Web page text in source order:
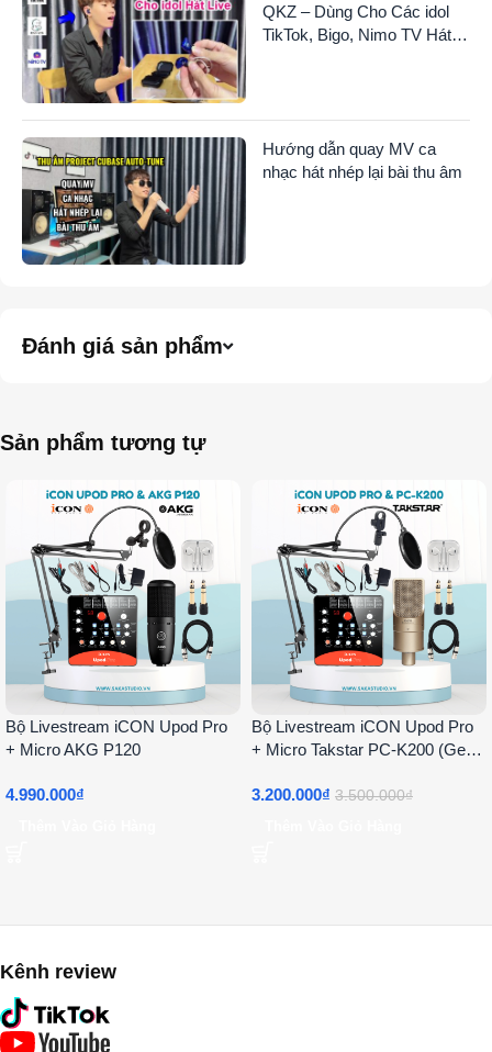
QKZ – Dùng Cho Các idol
TikTok, Bigo, Nimo TV Hát
Hướng dẫn quay MV ca
nhạc hát nhép lại bài thu âm
Đánh giá sản phẩm
Sản phẩm tương tự
Bộ Livestream iCON Upod Pro
+ Micro AKG P120
4.990.000₫
Bộ Livestream iCON Upod Pro
+ Micro Takstar PC-K200 (Gen
3.200.000₫ 3.500.000₫
Kênh review